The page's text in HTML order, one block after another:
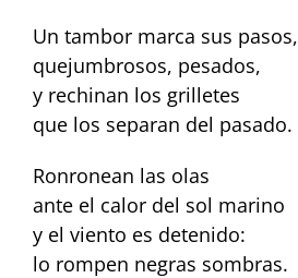
Un tambor marca sus pasos,
quejumbrosos, pesados,
y rechinan los grilletes
que los separan del pasado.
Ronronean las olas
ante el calor del sol marino
y el viento es detenido:
lo rompen negras sombras.